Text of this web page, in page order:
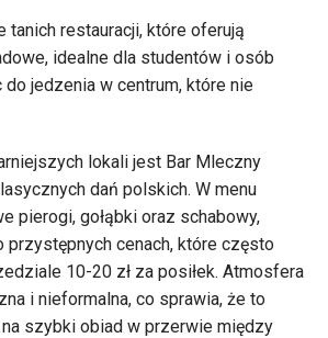
tanich restauracji, które oferują
idealne dla studentów i osób
jedzenia w centrum, które nie
lokali jest Bar Mleczny
dań polskich. W menu
pierogi, gołąbki oraz schabowy,
cenach, które często
10-20 zł za posiłek. Atmosfera
i nieformalna, co sprawia, że to
szybki obiad w przerwie między